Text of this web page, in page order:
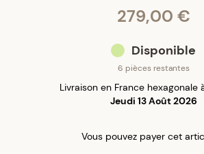
279,00 €
Disponible
6 pièces restantes
Livraison en France hexagonale
Jeudi 13 Août 2026
Vous pouvez payer cet